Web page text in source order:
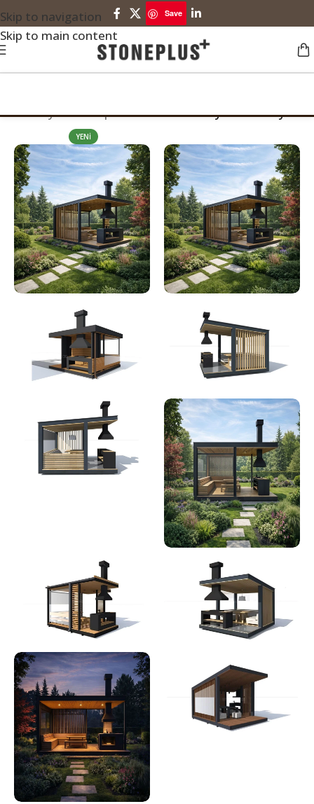
Skip to navigation
Skip to main content
Save
Ana Sayfa Stoneplus Ürünleri Kamelya - Kameriye
YENI